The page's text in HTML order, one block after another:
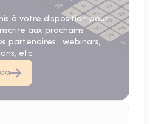
à votre disposition pour
aux prochains
partenaires : webinars,
etc.